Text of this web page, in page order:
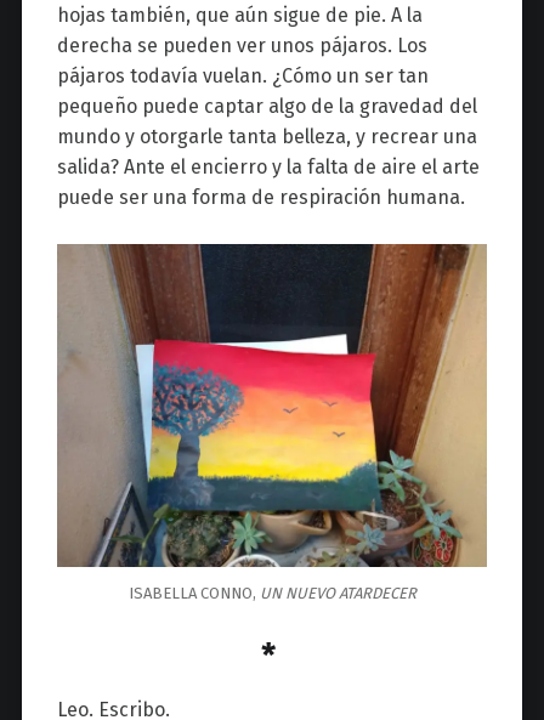
hojas también, que aún sigue de pie. A la
derecha se pueden ver unos pájaros. Los
pájaros todavía vuelan. ¿Cómo un ser tan
pequeño puede captar algo de la gravedad del
mundo y otorgarle tanta belleza, y recrear una
salida? Ante el encierro y la falta de aire el arte
puede ser una forma de respiración humana.
ISABELLA CONNO, UN NUEVO ATARDECER
*
Leo. Escribo.